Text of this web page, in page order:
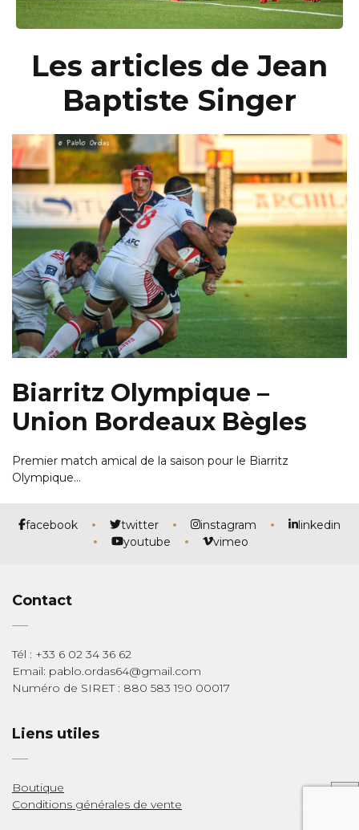
Les articles de Jean
Baptiste Singer
Biarritz Olympique –
Union Bordeaux Bègles
Premier match amical de la saison pour le Biarritz
Olympique…
facebook twitter instagram
linkedin
youtube
vimeo
Contact
Tél : +33 6 02 34 36 62
Email: pablo.ordas64@gmail.com
Numéro de SIRET : 880 583 190 00017
Liens utiles
Boutique
Conditions générales de vente